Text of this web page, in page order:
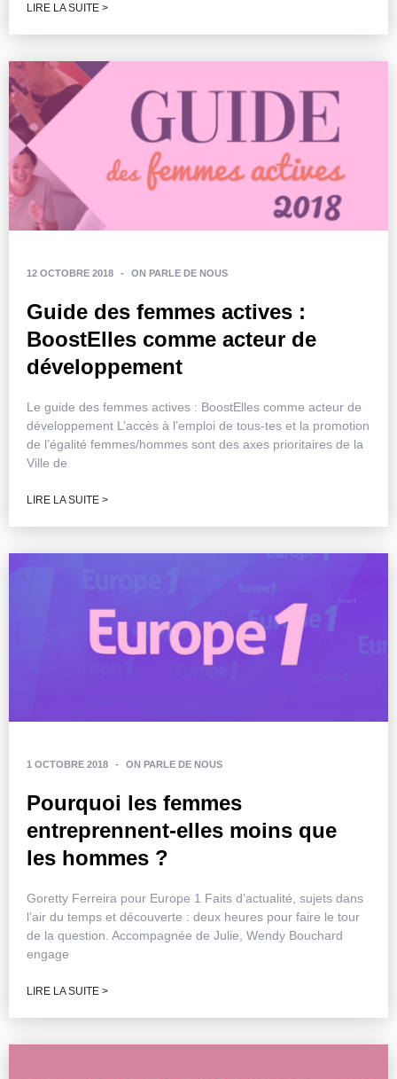
LIRE LA SUITE >
12 OCTOBRE 2018 - ON PARLE DE NOUS
Guide des femmes actives :
BoostElles comme acteur de
développement
Le guide des femmes actives : BoostElles comme acteur de
développement L’accès à l’emploi de tous-tes et la promotion
de l’égalité femmes/hommes sont des axes prioritaires de la
Ville de
LIRE LA SUITE >
1 OCTOBRE 2018 - ON PARLE DE NOUS
Pourquoi les femmes
entreprennent-elles moins que
les hommes ?
Goretty Ferreira pour Europe 1 Faits d’actualité, sujets dans
l’air du temps et découverte : deux heures pour faire le tour
de la question. Accompagnée de Julie, Wendy Bouchard
engage
LIRE LA SUITE >